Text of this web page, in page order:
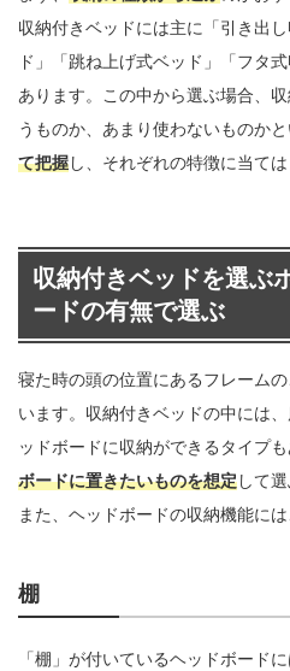
収納付きベッドには主に「引き出
ド」「跳ね上げ式ベッド」「フタ
あります。この中から選ぶ場合、
うものか、あまり使わないものかと
て把握し、それぞれの特徴に当て
収納付きベッドを選ぶ
ードの有無で選ぶ
寝た時の頭の位置にあるフレーム
います。収納付きベッドの中には
ッドボードに収納ができるタイプも
ボードに置きたいものを想定して
また、ヘッドボードの収納機能に
棚
「棚」が付いているヘッドボード